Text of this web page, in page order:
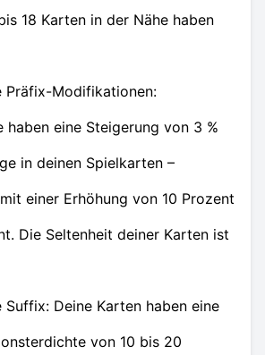
18 Karten in der Nähe haben
Präfix-Modifikationen:
haben eine Steigerung von 3 %
in deinen Spielkarten –
einer Erhöhung von 10 Prozent
Die Seltenheit deiner Karten ist
Deine Karten haben eine
von 10 bis 20